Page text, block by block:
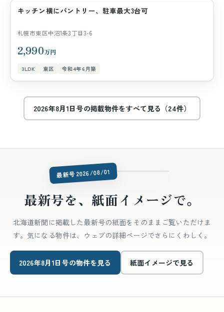
一戸建て
キッチン横にパントリー、駐車最大3台可
札幌市東区中沼1条3丁目3-6
2,990万円
3LDK 東区 令和4年6月築
2026年8月1日号の掲載物件をすべて見る（24件）
最新号 2026/08/01issue-latest.jpg
最新号を、紙面イメージで。
北海道新聞に掲載した最新号の紙面をそのままご覧いただけま
す。気になる物件は、ウェブの詳細ページでさらにくわしく。
2026年8月1日号の物件を見る 紙面イメージで見る